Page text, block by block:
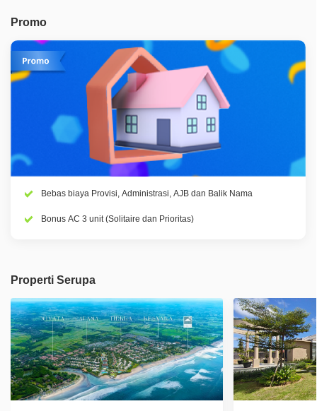
Promo
Bebas biaya Provisi, Administrasi, AJB dan Balik Nama
Bonus AC 3 unit (Solitaire dan Prioritas)
Properti Serupa